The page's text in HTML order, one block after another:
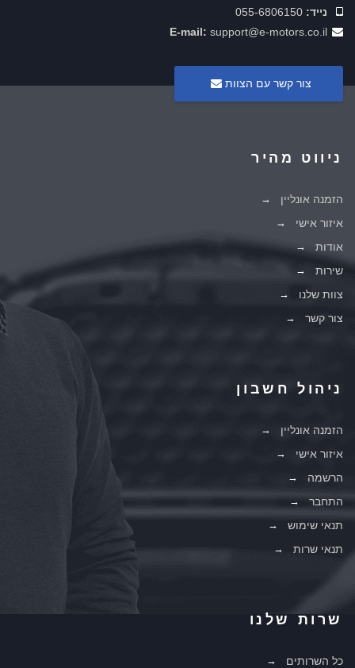
נייד: 055-6806150
E-mail: support@e-motors.co.il
צור קשר עם הצוות
ניווט מהיר
הזמנה אונליין
איזור אישי
אודות
שירות
צוות שלנו
צור קשר
ניהול חשבון
הזמנה אונליין
איזור אישי
הרשמה
התחבר
תנאי שימוש
תנאי שרות
שרות שלנו
כל השרותים